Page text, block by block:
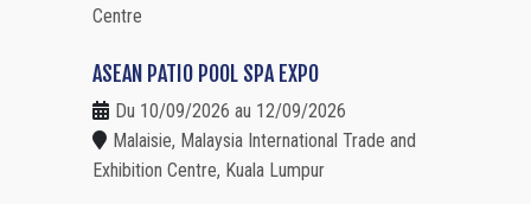
Centre
ASEAN PATIO POOL SPA EXPO
Du 10/09/2026 au 12/09/2026
Malaisie, Malaysia International Trade and
Exhibition Centre, Kuala Lumpur